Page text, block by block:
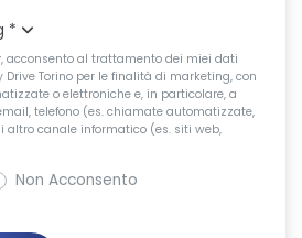
*
, acconsento al trattamento dei miei dati
Torino per le finalità di marketing, con
o elettroniche e, in particolare, a
telefono (es. chiamate automatizzate,
altro canale informatico (es. siti web,
Non Acconsento